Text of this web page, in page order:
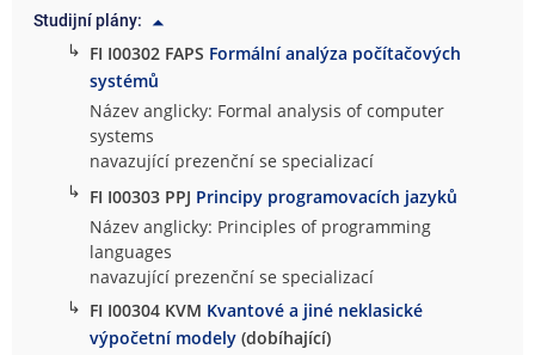
Studijní plány:
↳ FI I00302 FAPS Formální analýza počítačových
systémů
Název anglicky: Formal analysis of computer
systems
navazující prezenční se specializací
↳ FI I00303 PPJ Principy programovacích jazyků
Název anglicky: Principles of programming
languages
navazující prezenční se specializací
↳ FI I00304 KVM Kvantové a jiné neklasické
výpočetní modely (dobíhající)